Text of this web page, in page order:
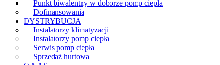
Punkt biwalentny w doborze pomp ciepła
Dofinansowania
DYSTRYBUCJA
Instalatorzy klimatyzacji
Instalatorzy pomp ciepła
Serwis pomp ciepła
Sprzedaż hurtowa